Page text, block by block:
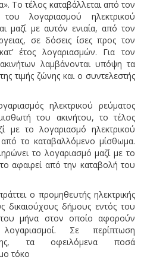
Το τέλος καταβάλλεται από τον
λογαριασμού ηλεκτρικού
μαζί με αυτόν ενιαία, από τον
σε δόσεις ίσες προς τον
έτος λογαριασμών. Για τον
λαμβάνονται υπόψη τα
τιμής ζώνης και ο συντελεστής
ηλεκτρικού ρεύματος
του ακινήτου, το τέλος
με το λογαριασμό ηλεκτρικού
από το καταβαλλόμενο μίσθωμα.
το λογαριασμό μαζί με το
αφαιρεί από την καταβολή του
ο προμηθευτής ηλεκτρικής
δικαιούχους δήμους εντός του
μήνα στον οποίο αφορούν
Σε περίπτωση
τα οφειλόμενα ποσά
τόκο